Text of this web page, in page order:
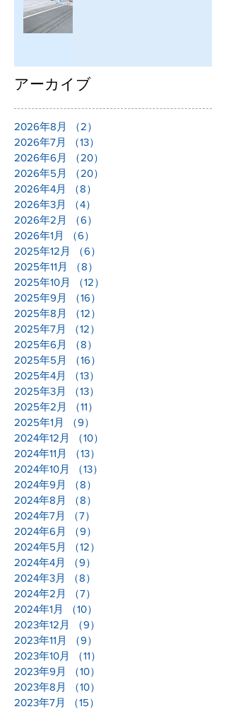
アーカイブ
2026年8月 （2）
2026年7月
（13）
2026年6月
（20）
2026年5月
（20）
2026年4月
（8）
2026年3月
（4）
2026年2月
（6）
2026年1月
（6）
2025年12月
（6）
2025年11月
（8）
2025年10月
（12）
2025年9月
（16）
2025年8月
（12）
2025年7月
（12）
2025年6月
（8）
2025年5月
（16）
2025年4月
（13）
2025年3月
（13）
2025年2月
（11）
2025年1月
（9）
2024年12月
（10）
2024年11月
（13）
2024年10月
（13）
2024年9月
（8）
2024年8月
（8）
2024年7月
（7）
2024年6月
（9）
2024年5月
（12）
2024年4月
（9）
2024年3月
（8）
2024年2月
（7）
2024年1月
（10）
2023年12月
（9）
2023年11月
（9）
2023年10月
（11）
2023年9月
（10）
2023年8月
（10）
2023年7月
（15）